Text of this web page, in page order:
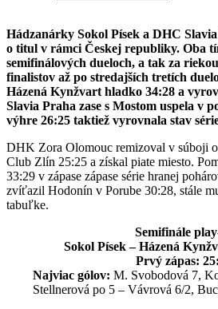
Hádzanárky Sokol Písek a DHC
o titul v rámci Českej republiky. Oba
semifinálových dueloch, a tak za
finalistov až po stredajších tretích
Házená Kynžvart hladko 34:28 a
Slavia Praha zase s Mostom uspela v
výhre 26:25 taktiež vyrovnala stav
DHK Zora Olomouc remizoval v súboji
Club Zlín 25:25 a získal piate miesto.
33:29 v zápase zápase série hranej
zvíťazil Hodonín v Porube 30:28, stále
tabuľke.
Semifinále
Sokol Písek – Házená
Prvý zápas:
Najviac gólov: M. Svobodová 7,
Stellnerová po 5 – Vávrová 6/2,